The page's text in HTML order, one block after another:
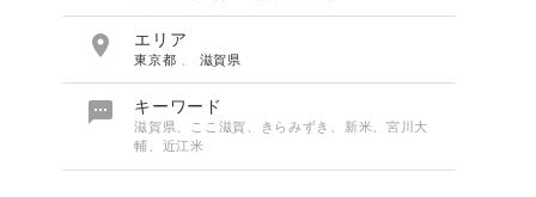
 エリア
東京都 滋賀県
 キーワード
滋賀県、ここ滋賀、きらみずき、新米、宮川大
輔、近江米